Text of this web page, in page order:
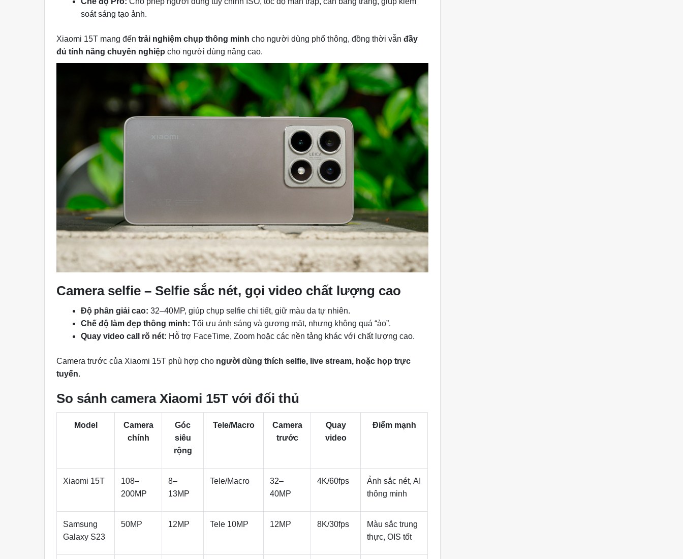
soát sáng tạo ảnh.
Xiaomi 15T mang đếntrải nghiệm chụp thông minh cho người dùng phổ thông, đồng thời vẫnđầy
đủ tính năng chuyên nghiệp cho người dùng nâng cao.
Camera selfie – Selfie sắc nét, gọi video chất lượng cao
Độ phân giải cao: 32–40MP, giúp chụp selfie chi tiết, giữ màu da tự nhiên.
Chế độ làm đẹp thông minh: Tối ưu ánh sáng và gương mặt, nhưng không quá “ảo”.
Quay video call rõ nét: Hỗ trợ FaceTime, Zoom hoặc các nền tảng khác với chất lượng cao.
Camera trước của Xiaomi 15T phù hợp cho người dùng thích selfie, live stream, hoặc họp trực
tuyến.
So sánh camera Xiaomi 15T với đối thủ
Model
Camera
chính
Góc
siêu
rộng
Tele/Macro
Camera
trước
Quay
video
Điểm mạnh
Xiaomi 15T
108–
200MP
8–
13MP
Tele/Macro
32–
40MP
4K/60fps
Ảnh sắc nét, AI
thông minh
Samsung
Galaxy S23
50MP 12MP Tele 10MP 12MP 8K/30fps
Màu sắc trung
thực, OIS tốt